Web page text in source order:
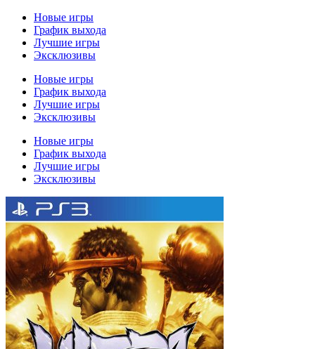
Новые игры
График выхода
Лучшие игры
Эксклюзивы
Новые игры
График выхода
Лучшие игры
Эксклюзивы
Новые игры
График выхода
Лучшие игры
Эксклюзивы